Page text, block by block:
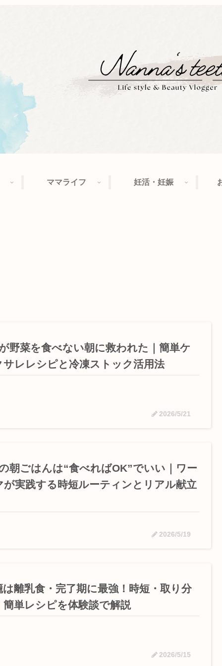
ママライフ 妊活・妊娠
野菜を食べない朝に救われた｜簡単ケ
サレレシピと冷凍ストック活用法
2026/5/21
朝ごはんは“食べればOK”でいい｜ワー
が実践する時短ルーティンとリアル献立
2026/5/19
は離乳食・完了期に最強！時短・取り分
簡単レシピを体験談で解説
2026/5/15